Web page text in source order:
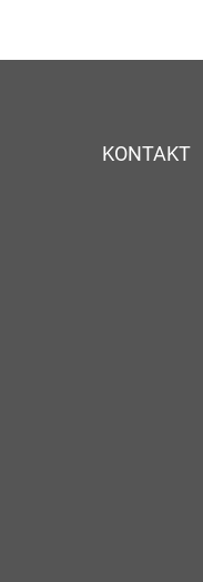
KONTAKT